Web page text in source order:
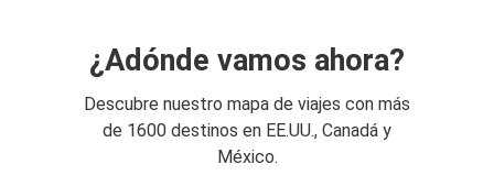
¿Adónde vamos ahora?
Descubre nuestro mapa de viajes con más
de 1600 destinos en EE.UU., Canadá y
México.